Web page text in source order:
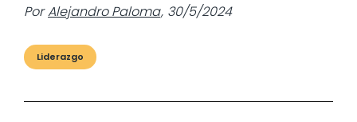
Por Alejandro Paloma, 30/5/2024
Liderazgo